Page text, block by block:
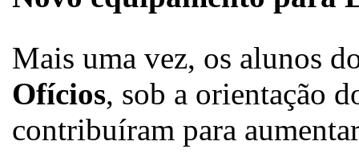
Mais uma vez, os alunos
Ofícios, sob a orientação
contribuíram para